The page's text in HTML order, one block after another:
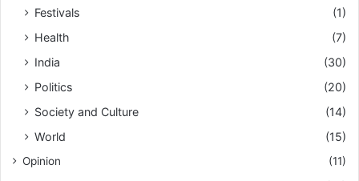
Festivals
(1)
Health
(7)
India
(30)
Politics
(20)
Society and Culture
(14)
World
(15)
Opinion
(11)